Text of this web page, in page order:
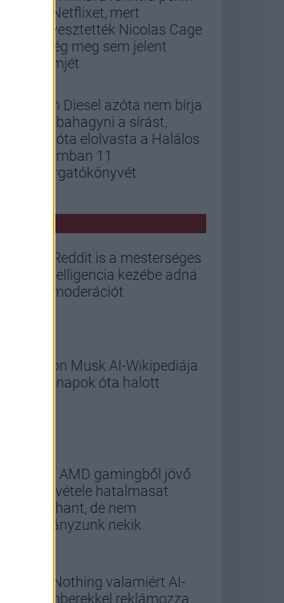
a Netflixet, mert
elvesztették Nicolas Cage
még meg sem jelent
filmjét
Vin Diesel azóta nem bírja
abbahagyni a sírást,
mióta elolvasta a Halálos
iramban 11
forgatókönyvét
A Reddit is a mesterséges
intelligencia kezébe adná
a moderációt
Elon Musk AI-Wikipediája
hónapok óta halott
Az AMD gamingből jövő
bevétele hatalmasat
zuhant, de nem
hiányzunk nekik
A Nothing valamiért AI-
emberekkel reklámozza